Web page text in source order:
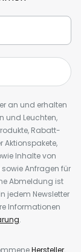
an und erhalten
und Leuchten,
Rabatt-
Aktionspakete,
Inhalte von
Anfragen für
Abmeldung ist
jedem Newsletter
Informationen
.
Hersteller.